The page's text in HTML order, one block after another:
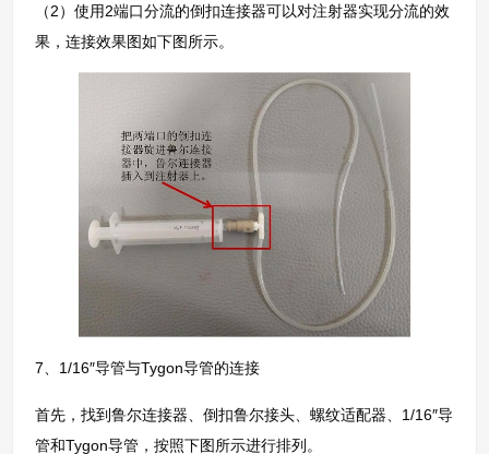
（2）使用2端口分流的倒扣连接器可以对注射器实现分流的效
果，连接效果图如下图所示。
7、1/16″导管与Tygon导管的连接
首先，找到鲁尔连接器、倒扣鲁尔接头、螺纹适配器、1/16″导
管和Tygon导管，按照下图所示进行排列。